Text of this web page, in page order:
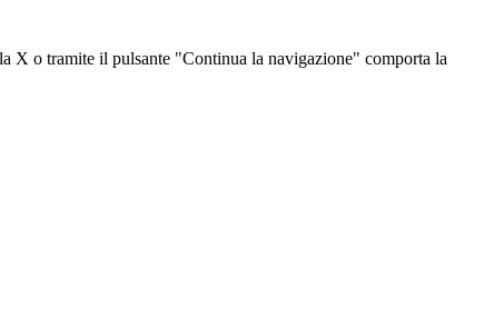
X o tramite il pulsante "Continua la navigazione" comporta la